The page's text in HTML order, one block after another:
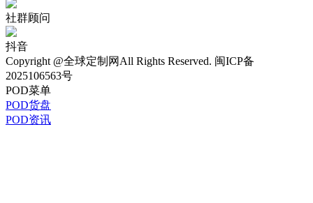
社群顾问
抖音
Copyright @全球定制网All Rights Reserved. 闽ICP备
2025106563号
POD菜单
POD货盘
POD资讯